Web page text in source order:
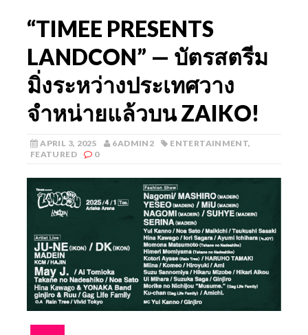
“TIMEE PRESENTS
LANDCON” — บัตรสตรีม
มิ่งระหว่างประเทศวาง
จำหน่ายแล้วบน ZAIKO!
APRIL 3, 2025 6ADMIN2 ENTERTAINMENT,
FEATURED
0